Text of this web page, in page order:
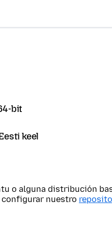
bit
keel
o alguna distribución
configurar nuestro